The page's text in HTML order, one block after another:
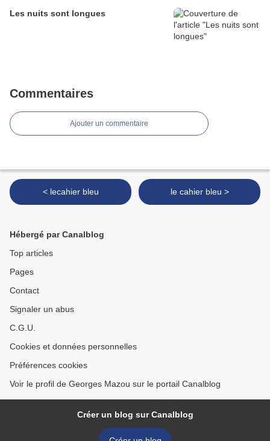
Les nuits sont longues
Commentaires
Ajouter un commentaire
< lecahier bleu le cahier bleu >
Hébergé par Canalblog
Top articles
Pages
Contact
Signaler un abus
C.G.U.
Cookies et données personnelles
Préférences cookies
Voir le profil de Georges Mazou sur le portail Canalblog
Créer un blog sur Canalblog